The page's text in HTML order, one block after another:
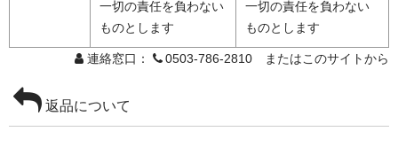
一切の責任を負わない
ものとします
一切の責任を負わない
ものとします
連絡窓口： 0503-786-2810 またはこのサイトから
返品について